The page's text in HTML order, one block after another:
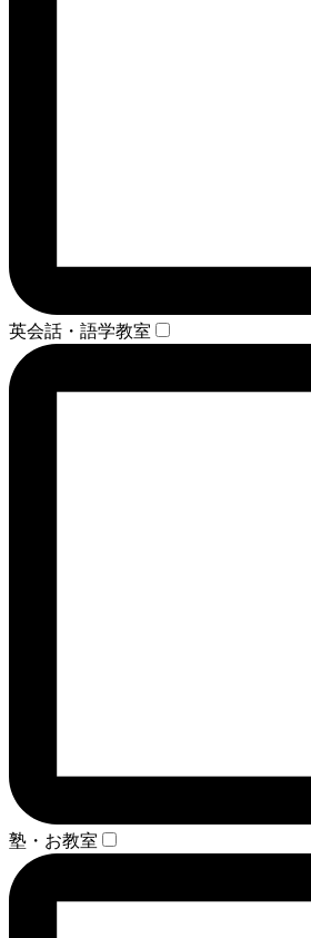
英会話・語学教室
塾・お教室